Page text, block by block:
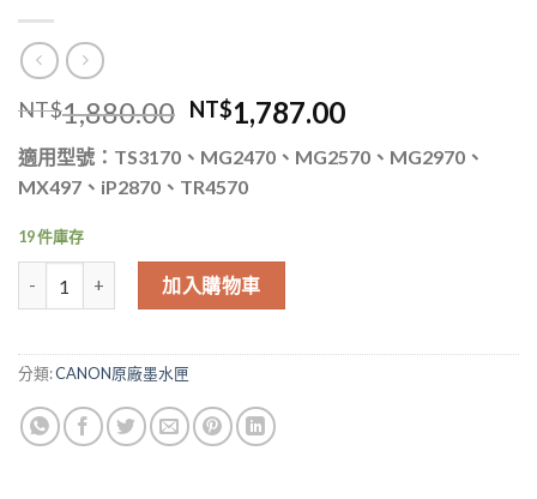
NT$1,880.00 原
價
格：
NT$1,787.00目
價
適用型號：TS3170、MG2470、MG2570、MG2970、
MX497、iP2870、TR4570
19 件庫存
Canon PG745 + CL746 原廠墨水匣 一黑一彩 MG3070 TR4670 數量
加入購物車
分類:CANON原廠墨水匣